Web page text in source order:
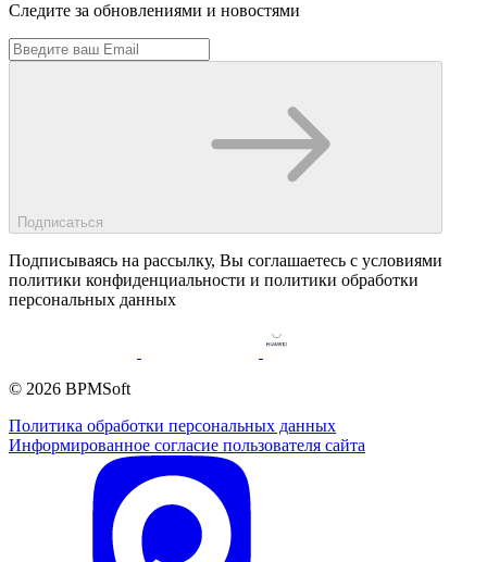
Следите за обновлениями и новостями
Подписаться
Подписываясь на рассылку, Вы соглашаетесь c условиями
политики конфиденциальности и политики обработки
персональных данных
© 2026 BPMSoft
Политика обработки персональных данных
Информированное согласие пользователя сайта